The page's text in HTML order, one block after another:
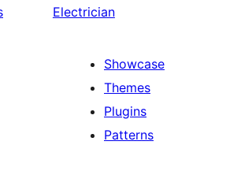
Electrician
Showcase
Themes
Plugins
Patterns